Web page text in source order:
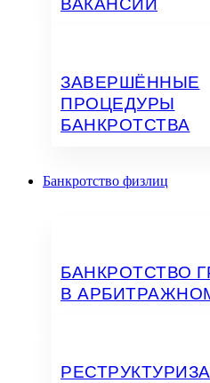
ВАКАНСИИ
ЗАВЕРШЁННЫЕ
ПРОЦЕДУРЫ
БАНКРОТСТВА
Банкротство физлиц
БАНКРОТСТВО
В